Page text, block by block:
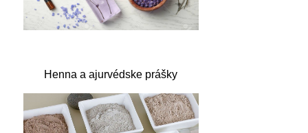
Henna a ajurvédske prášky